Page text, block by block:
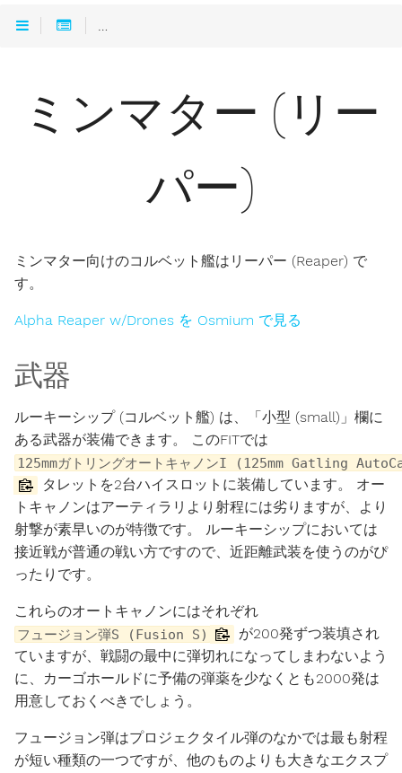
ルーキーシップをFITしよう
ミンマター (リー
パー)
ミンマター向けのコルベット艦はリーパー (Reaper) で
す。
Alpha Reaper w/Drones を Osmium で見る
武器
ルーキーシップ (コルベット艦) は、「小型 (small)」欄に
ある武器が装備できます。 このFITでは
125mmガトリングオートキャノンI (125mm Gatling
タレットを2台ハイスロットに装備しています。 オー
トキャノンはアーティラリより射程には劣りますが、より
射撃が素早いのが特徴です。 ルーキーシップにおいては
接近戦が普通の戦い方ですので、近距離武装を使うのがぴ
ったりです。
これらのオートキャノンにはそれぞれ
フュージョン弾S (Fusion S)
が200発ずつ装填され
ていますが、戦闘の最中に弾切れになってしまわないよう
に、カーゴホールドに予備の弾薬を少なくとも2000発は
用意しておくべきでしょう。
フュージョン弾はプロジェクタイル弾のなかでは最も射程
が短い種類の一つですが、他のものよりも大きなエクスプ